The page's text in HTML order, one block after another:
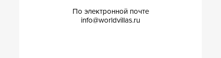
По электронной почте
info@worldvillas.ru